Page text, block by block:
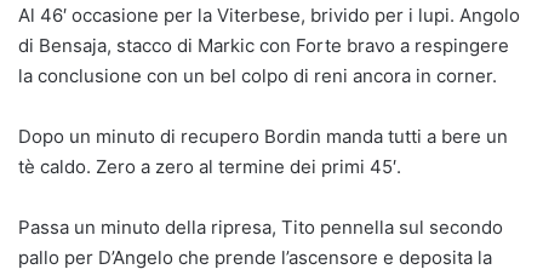
Al 46′ occasione per la Viterbese, brivido per i lupi. Angolo
di Bensaja, stacco di Markic con Forte bravo a respingere
la conclusione con un bel colpo di reni ancora in corner.
Dopo un minuto di recupero Bordin manda tutti a bere un
tè caldo. Zero a zero al termine dei primi 45′.
Passa un minuto della ripresa, Tito pennella sul secondo
pallo per D’Angelo che prende l’ascensore e deposita la